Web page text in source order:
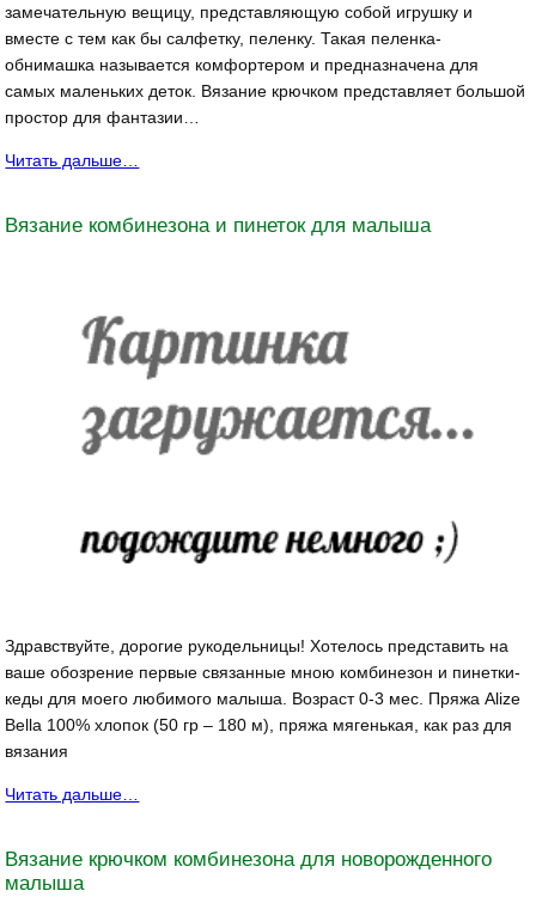
замечательную вещицу, представляющую собой игрушку и
вместе с тем как бы салфетку, пеленку. Такая пеленка-
обнимашка называется комфортером и предназначена для
самых маленьких деток. Вязание крючком представляет большой
простор для фантазии…
Читать дальше…
Вязание комбинезона и пинеток для малыша
Здравствуйте, дорогие рукодельницы! Хотелось представить на
ваше обозрение первые связанные мною комбинезон и пинетки-
кеды для моего любимого малыша. Возраст 0-3 мес. Пряжа Alize
Bella 100% хлопок (50 гр – 180 м), пряжа мягенькая, как раз для
вязания
Читать дальше…
Вязание крючком комбинезона для новорожденного
малыша